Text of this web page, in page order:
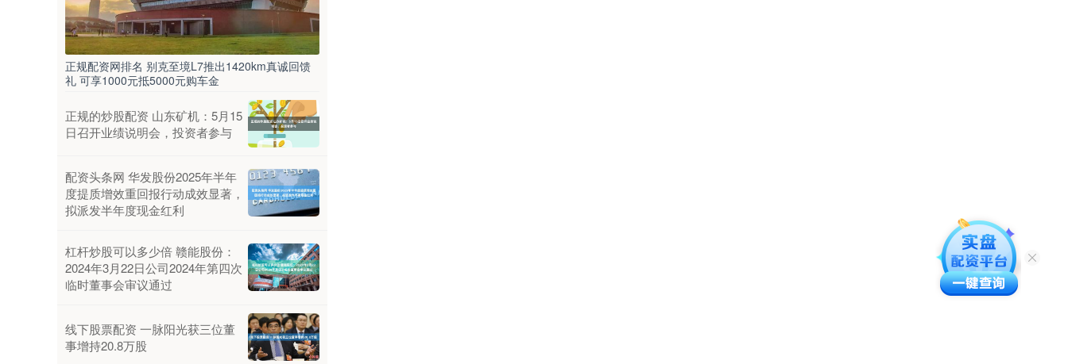
正规配资网排名 别克至境L7推出1420km真诚回馈
礼 可享1000元抵5000元购车金
正规的炒股配资 山东矿机：5月15
日召开业绩说明会，投资者参与
配资头条网 华发股份2025年半年
度提质增效重回报行动成效显著，
拟派发半年度现金红利
杠杆炒股可以多少倍 赣能股份：
2024年3月22日公司2024年第四次
临时董事会审议通过
线下股票配资 一脉阳光获三位董
事增持20.8万股